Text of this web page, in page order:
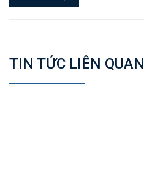
TIN TỨC LIÊN QUAN